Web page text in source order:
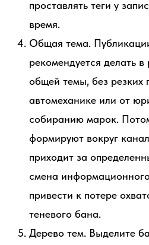
проставлять теги у
время.
Общая тема.
рекомендуется делать
общей темы, без резких
автомеханике или от
собиранию марок.
формируют вокруг
приходит за
смена
привести к потере
теневого бана.
Дерево тем. Выделите